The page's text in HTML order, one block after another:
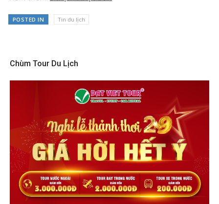
POSTED IN Tin du lịch
Chùm Tour Du Lịch